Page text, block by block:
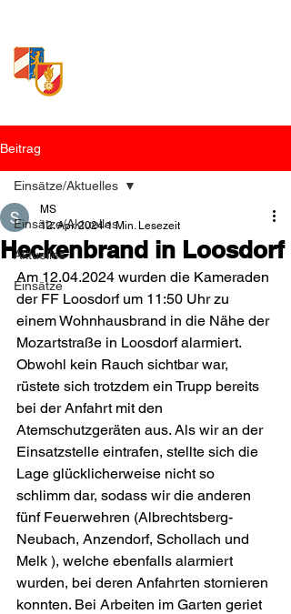
Beitrag
Einsätze/Aktuelles
Aktuelles
Einsätze
Einsätze/Aktuelles
Heckenbrand in Loosdorf
MS
12. Apr. 2024 1 Min. Lesezeit
Am 12.04.2024 wurden die Kameraden
der FF Loosdorf um 11:50 Uhr zu
einem Wohnhausbrand in die Nähe der
Mozartstraße in Loosdorf alarmiert.
Obwohl kein Rauch sichtbar war,
rüstete sich trotzdem ein Trupp bereits
bei der Anfahrt mit den
Atemschutzgeräten aus. Als wir an der
Einsatzstelle eintrafen, stellte sich die
Lage glücklicherweise nicht so
schlimm dar, sodass wir die anderen
fünf Feuerwehren (Albrechtsberg-
Neubach, Anzendorf, Schollach und
Melk ), welche ebenfalls alarmiert
wurden, bei deren Anfahrten stornieren
konnten. Bei Arbeiten im Garten geriet